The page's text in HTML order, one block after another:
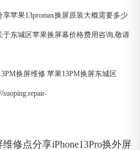
苹果13promax换屏原装大概需要多少
东城区苹果换屏幕价格费用咨询,敬请
换屏维修 苹果13PM换屏东城区
修点分享iPhone13Pro换外屏